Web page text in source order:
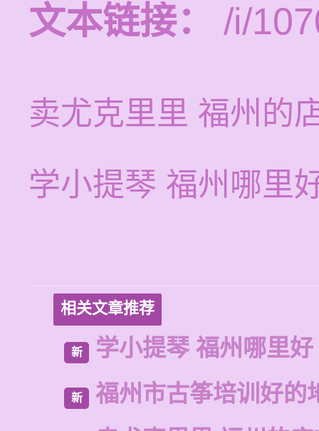
文本链接：
/i/
卖尤克里里 福州的
学小提琴 福州哪里
相关文章推荐
新 学小提琴 福州哪里好
新
福州市古筝培训好的